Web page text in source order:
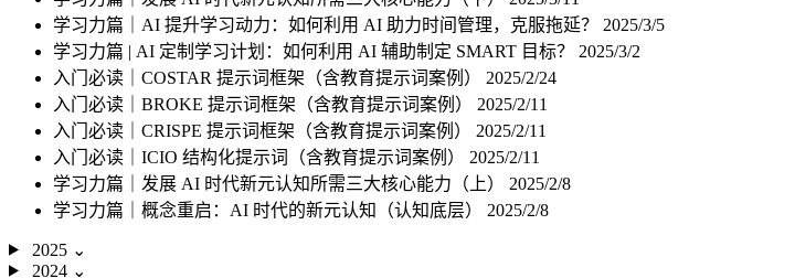
学习力篇｜AI 提升学习动力：如何利用 AI 助力时间管理，克服拖延？ 2025/3/5
学习力篇 | AI 定制学习计划：如何利用 AI 辅助制定 SMART 目标？ 2025/3/2
入门必读｜COSTAR 提示词框架（含教育提示词案例） 2025/2/24
入门必读｜BROKE 提示词框架（含教育提示词案例） 2025/2/11
入门必读｜CRISPE 提示词框架（含教育提示词案例） 2025/2/11
入门必读｜ICIO 结构化提示词（含教育提示词案例） 2025/2/11
学习力篇｜发展 AI 时代新元认知所需三大核心能力（上） 2025/2/8
学习力篇｜概念重启：AI 时代的新元认知（认知底层） 2025/2/8
2025 ⌄
2024 ⌄